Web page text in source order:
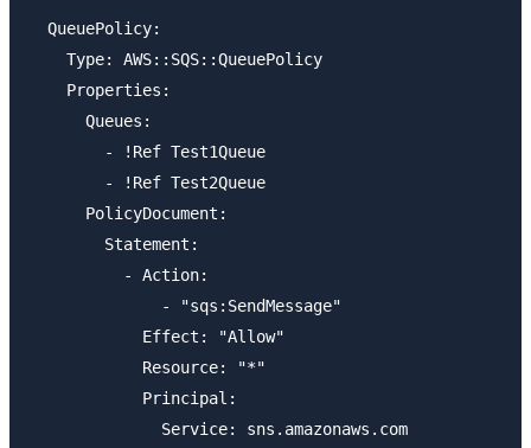
  QueuePolicy:
    Type: AWS::SQS::QueuePolicy
    Properties:
      Queues:
        - !Ref Test1Queue
        - !Ref Test2Queue
      PolicyDocument:
        Statement:
          - Action:
              - "sqs:SendMessage"
            Effect: "Allow"
            Resource: "*"
            Principal:
              Service: sns.amazonaws.com